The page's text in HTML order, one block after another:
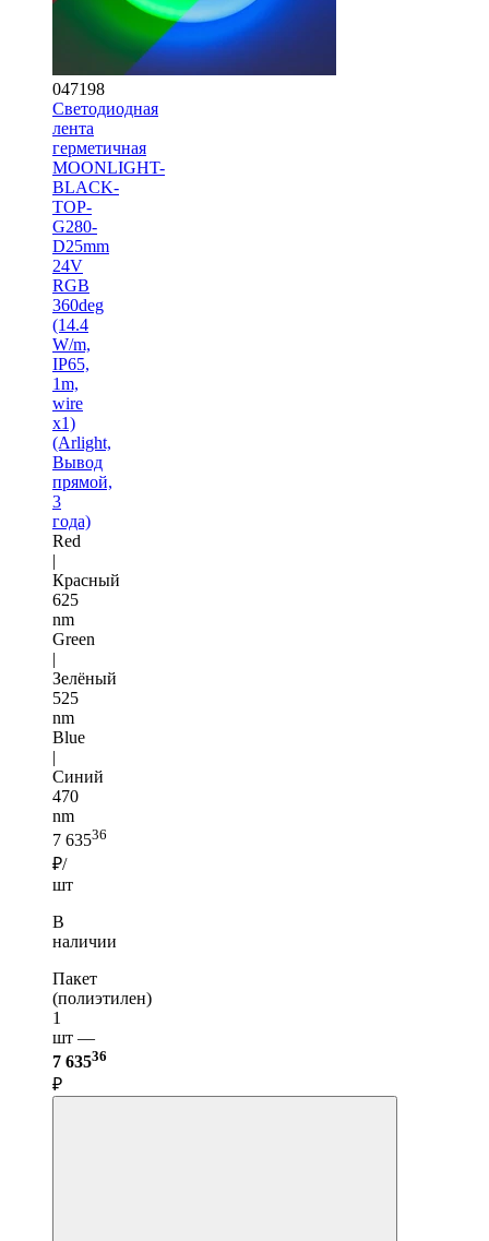
047198
Светодиодная
лента
герметичная
MOONLIGHT-
BLACK-
TOP-
G280-
D25mm
24V
RGB
360deg
(14.4
W/m,
IP65,
1m,
wire
x1)
(Arlight,
Вывод
прямой,
3
года)
Red
|
Красный
625
nm
Green
|
Зелёный
525
nm
Blue
|
Синий
470
nm
7 63536
₽/
шт
В
наличии
Пакет
(полиэтилен)
1
шт —
7 63536
₽